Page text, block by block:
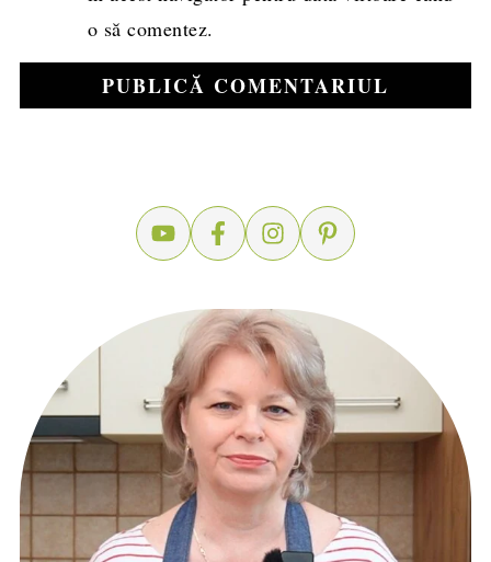
o să comentez.